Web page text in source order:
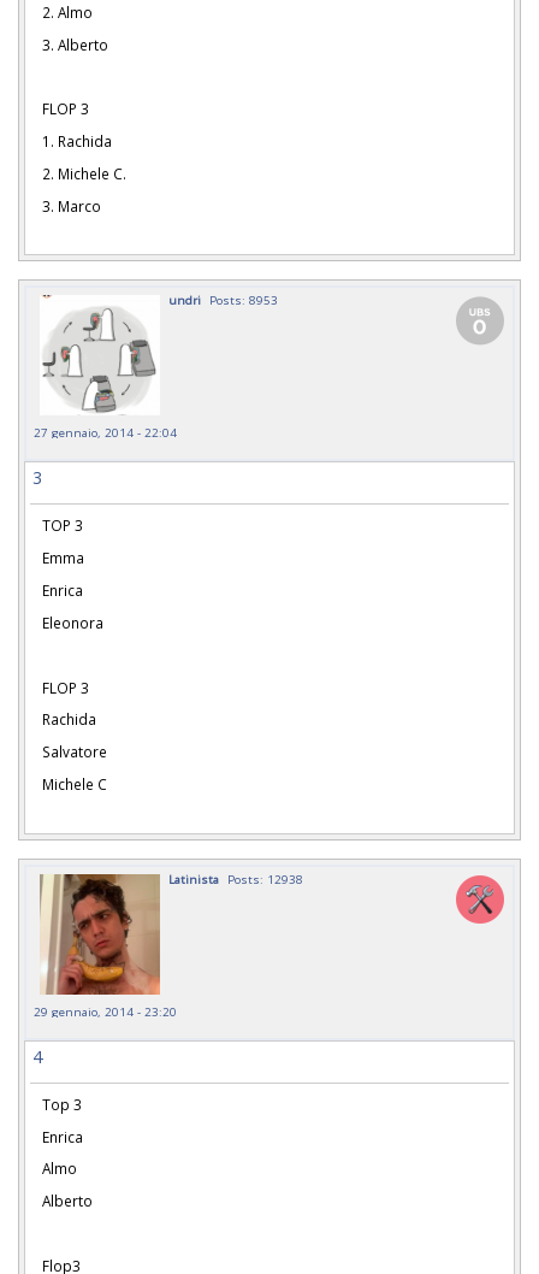
2. Almo
3. Alberto
FLOP 3
1. Rachida
2. Michele C.
3. Marco
undri Posts: 8953
27 gennaio, 2014 - 22:04
3
TOP 3
Emma
Enrica
Eleonora
FLOP 3
Rachida
Salvatore
Michele C
Latinista Posts: 12938
29 gennaio, 2014 - 23:20
4
Top 3
Enrica
Almo
Alberto
Flop3